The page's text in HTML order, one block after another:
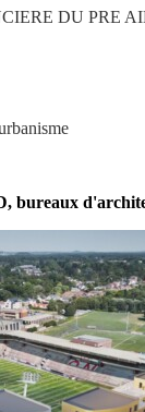
DU PRE
bureaux